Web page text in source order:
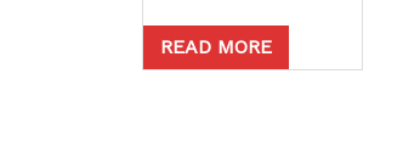
READ MORE